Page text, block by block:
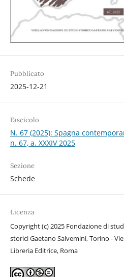
Pubblicato
2025-12-21
Fascicolo
N. 67 (2025): Spagna
n. 67, a. XXXIV 2025
Sezione
Schede
Licenza
Copyright (c) 2025 Fondazione di
storici Gaetano Salvemini, Torino -
Libreria Editrice, Roma